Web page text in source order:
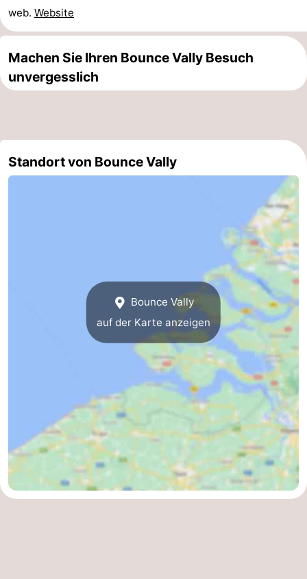
&
-
Denkmäler
-
Leuchtturme
-
Aussichtspunkte
Attraktionen
Führungen
Sport
-
web. Website
Machen Sie Ihren Bounce Vally Besuch
unvergesslich
Standort von Bounce Vally
Bounce Vally
auf der Karte anzeigen